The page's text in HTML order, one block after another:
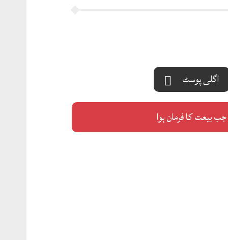
اگلی پوسٹ
جب بیعت کا فرمان ہوا